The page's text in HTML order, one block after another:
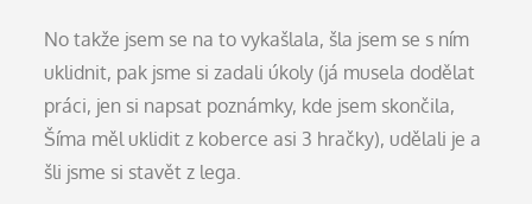
No takže jsem se na to vykašlala, šla jsem se s ním
uklidnit, pak jsme si zadali úkoly (já musela dodělat
práci, jen si napsat poznámky, kde jsem skončila,
Šíma měl uklidit z koberce asi 3 hračky), udělali je a
šli jsme si stavět z lega.